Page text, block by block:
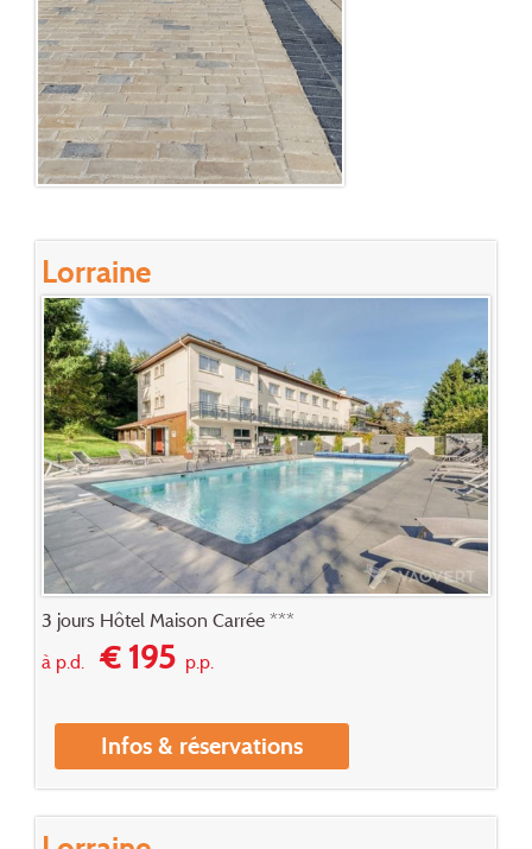
Lorraine
3 jours Hôtel Maison Carrée ***
à p.d.€ 195p.p.
Infos & réservations